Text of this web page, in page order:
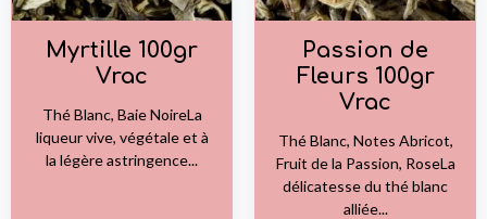
Myrtille 100gr
Vrac
Thé Blanc, Baie NoireLa
liqueur vive, végétale et à
la légère astringence...
Passion de
Fleurs 100gr
Vrac
Thé Blanc, Notes Abricot,
Fruit de la Passion, RoseLa
délicatesse du thé blanc
alliée...